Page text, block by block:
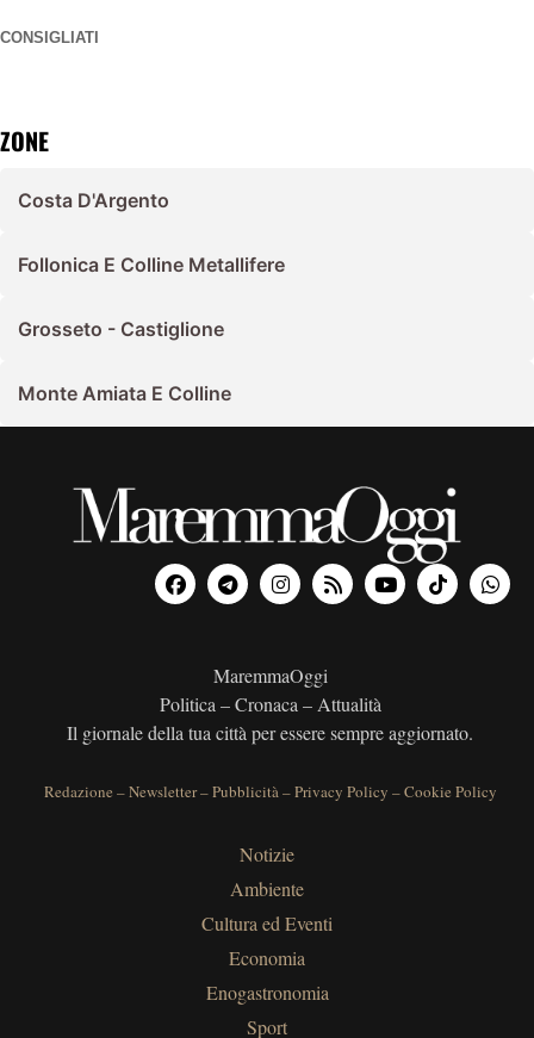
CONSIGLIATI
ZONE
Costa D'Argento
Follonica E Colline Metallifere
Grosseto - Castiglione
Monte Amiata E Colline
MaremmaOggi
Politica – Cronaca – Attualità
Il giornale della tua città per essere sempre aggiornato.
Redazione –Newsletter–Pubblicità–Privacy Policy –Cookie Policy
Notizie
Ambiente
Cultura ed Eventi
Economia
Enogastronomia
Sport